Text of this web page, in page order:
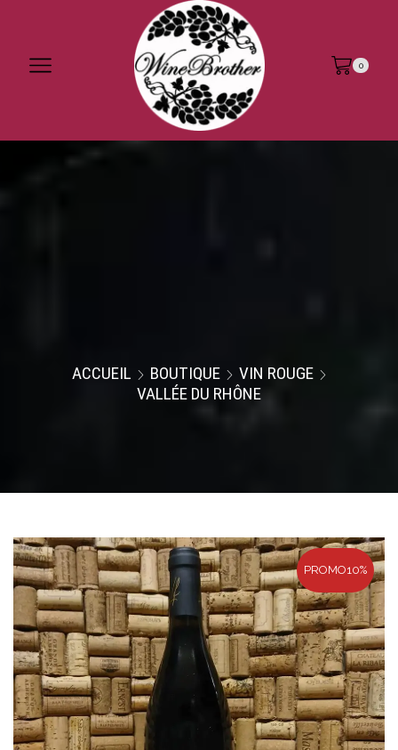
0
ACCUEIL BOUTIQUE
VIN ROUGE
VALLÉE DU RHÔNE
PROMO10%